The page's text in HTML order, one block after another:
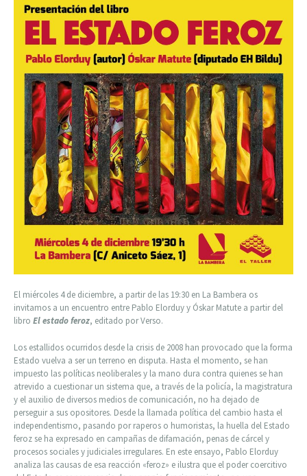
El miércoles 4 de diciembre, a partir de las 19:30 en La Bambera os
invitamos a un encuentro entre Pablo Elorduy y Óskar Matute a partir del
libro El estado feroz, editado por Verso.
Los estallidos ocurridos desde la crisis de 2008 han provocado que la forma
Estado vuelva a ser un terreno en disputa. Hasta el momento, se han
impuesto las políticas neoliberales y la mano dura contra quienes se han
atrevido a cuestionar un sistema que, a través de la policía, la magistratura
y el auxilio de diversos medios de comunicación, no ha dejado de
perseguir a sus opositores. Desde la llamada política del cambio hasta el
independentismo, pasando por raperos o humoristas, la huella del Estado
feroz se ha expresado en campañas de difamación, penas de cárcel y
procesos sociales y judiciales irregulares. En este ensayo, Pablo Elorduy
analiza las causas de esa reacción «feroz» e ilustra que el poder coercitivo